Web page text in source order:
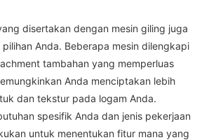
disertakan dengan mesin giling juga
Anda. Beberapa mesin dilengkapi
tambahan yang memperluas
Anda menciptakan lebih
dan tekstur pada logam Anda.
spesifik Anda dan jenis pekerjaan
untuk menentukan fitur mana yang